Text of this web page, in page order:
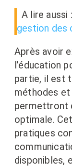
A lire aussi :
gestion des
Après avoir
l’éducation
partie, il est
méthodes
permettront
optimale.
pratiques
disponibles,